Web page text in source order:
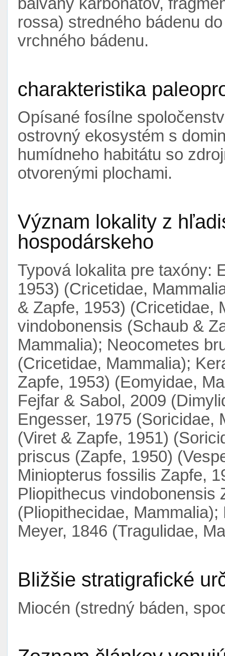
rossa) stredného bádenu
vrchného bádenu.
charakteristika
Opísané fosílne
ostrovný ekosystém s
humídneho habitátu so
otvorenými plochami.
Význam lokality z
hospodárskeho
Typová lokalita pre taxóny:
1953) (Cricetidae,
& Zapfe, 1953) (Cricetidae,
vindobonensis (Schaub &
Mammalia); Neocometes
(Cricetidae, Mammalia);
Zapfe, 1953) (Eomyidae,
Fejfar & Sabol, 2009
Engesser, 1975 (Soricidae,
(Viret & Zapfe, 1951)
priscus (Zapfe, 1950)
Miniopterus fossilis Zapfe,
Pliopithecus vindobonensis
(Pliopithecidae,
Meyer, 1846 (Tragulidae,
Bližšie stratigrafické
Miocén (stredný báden,